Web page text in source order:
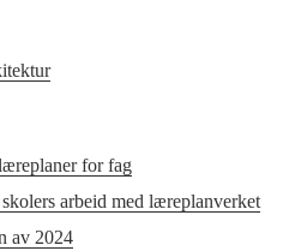
for fag
arbeid med læreplanverket
av 2024